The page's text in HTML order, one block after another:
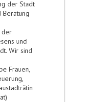
der Stadt
Beratung
der
und
Wir sind
Frauen,